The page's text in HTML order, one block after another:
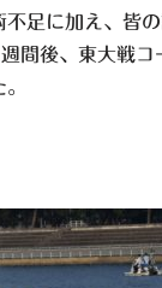
足に加え、皆
間後、東大戦コ